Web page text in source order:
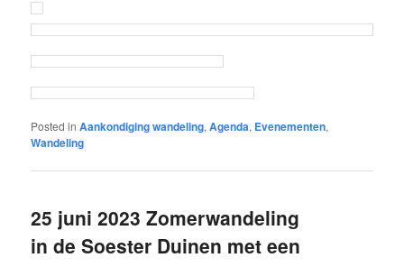
Posted in Aankondiging wandeling,Agenda, Evenementen,
Wandeling
25 juni 2023 Zomerwandeling
in de Soester Duinen met een